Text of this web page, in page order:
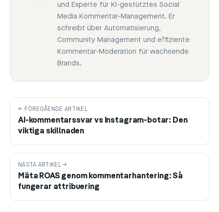
und Experte für KI-gestütztes Social
Media Kommentar-Management. Er
schreibt über Automatisierung,
Community Management und effiziente
Kommentar-Moderation für wachsende
Brands.
← FÖREGÅENDE ARTIKEL
AI-kommentarssvar vs Instagram-botar: Den
viktiga skillnaden
NÄSTA ARTIKEL →
Mäta ROAS genom kommentarhantering: Så
fungerar attribuering